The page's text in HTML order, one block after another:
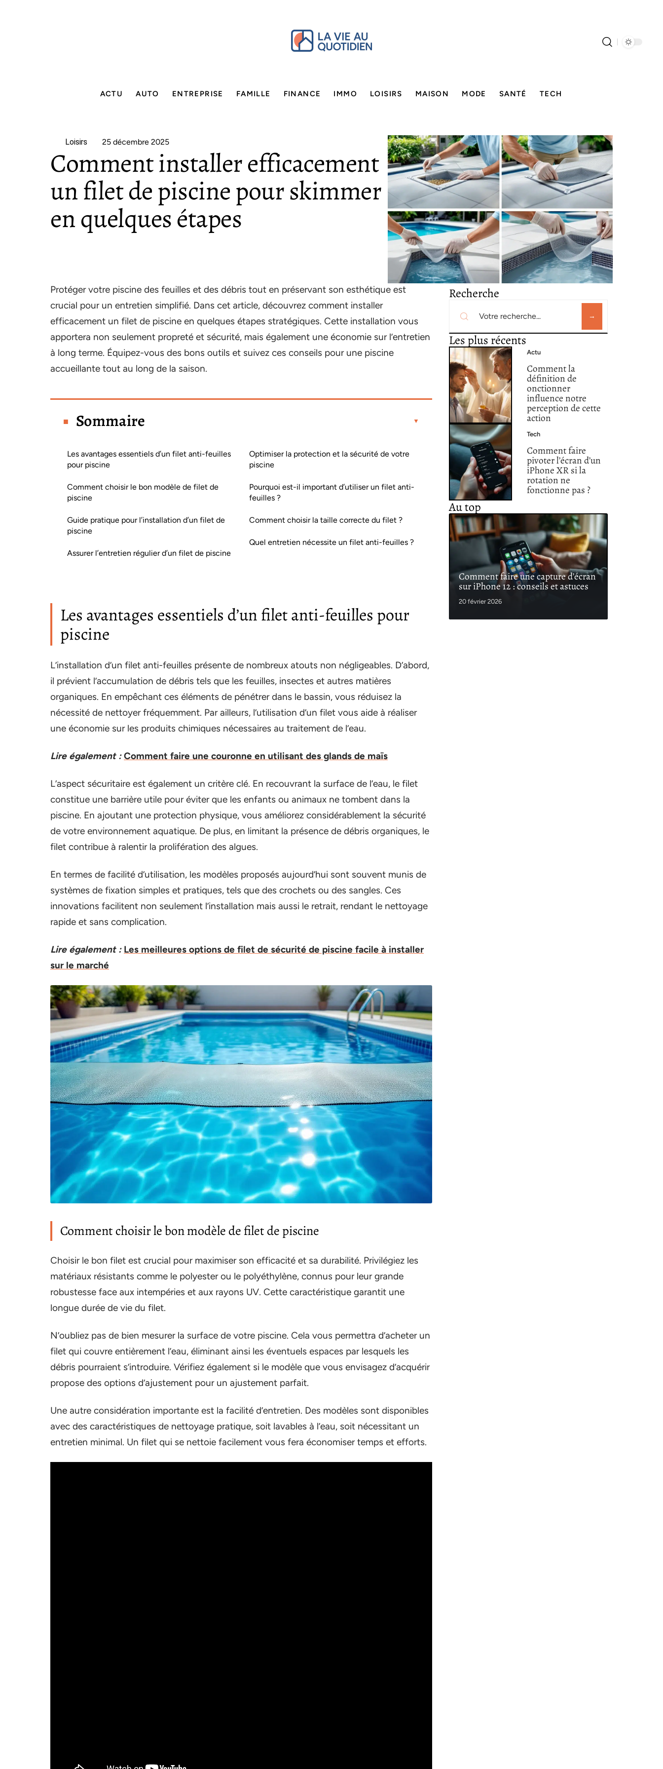
ACTU AUTO ENTREPRISE FAMILLE FINANCE IMMO LOISIRS MAISON MODE SANTÉ TECH
Loisirs 25 décembre 2025
Comment installer efficacement
un filet de piscine pour skimmer
en quelques étapes
Protéger votre piscine des feuilles et des débris tout en préservant son esthétique est
crucial pour un entretien simplifié. Dans cet article, découvrez comment installer
efficacement un filet de piscine en quelques étapes stratégiques. Cette installation vous
apportera non seulement propreté et sécurité, mais également une économie sur l’entretien
à long terme. Équipez-vous des bons outils et suivez ces conseils pour une piscine
accueillante tout au long de la saison.
Sommaire
Les avantages essentiels d’un filet anti-feuilles
pour piscine
Comment choisir le bon modèle de filet de
piscine
Guide pratique pour l’installation d’un filet de
piscine
Assurer l’entretien régulier d’un filet de piscine
Optimiser la protection et la sécurité de votre
piscine
Pourquoi est-il important d’utiliser un filet anti-
feuilles ?
Comment choisir la taille correcte du filet ?
Quel entretien nécessite un filet anti-feuilles ?
Les avantages essentiels d’un filet anti-feuilles pour
piscine
L’installation d’un filet anti-feuilles présente de nombreux atouts non négligeables. D’abord,
il prévient l’accumulation de débris tels que les feuilles, insectes et autres matières
organiques. En empêchant ces éléments de pénétrer dans le bassin, vous réduisez la
nécessité de nettoyer fréquemment. Par ailleurs, l’utilisation d’un filet vous aide à réaliser
une économie sur les produits chimiques nécessaires au traitement de l’eau.
Lire également : Comment faire une couronne en utilisant des glands de maïs
L’aspect sécuritaire est également un critère clé. En recouvrant la surface de l’eau, le filet
constitue une barrière utile pour éviter que les enfants ou animaux ne tombent dans la
piscine. En ajoutant une protection physique, vous améliorez considérablement la sécurité
de votre environnement aquatique. De plus, en limitant la présence de débris organiques, le
filet contribue à ralentir la prolifération des algues.
En termes de facilité d’utilisation, les modèles proposés aujourd’hui sont souvent munis de
systèmes de fixation simples et pratiques, tels que des crochets ou des sangles. Ces
innovations facilitent non seulement l’installation mais aussi le retrait, rendant le nettoyage
rapide et sans complication.
Lire également : Les meilleures options de filet de sécurité de piscine facile à installer
sur le marché
Comment choisir le bon modèle de filet de piscine
Choisir le bon filet est crucial pour maximiser son efficacité et sa durabilité. Privilégiez les
matériaux résistants comme le polyester ou le polyéthylène, connus pour leur grande
robustesse face aux intempéries et aux rayons UV. Cette caractéristique garantit une
longue durée de vie du filet.
N’oubliez pas de bien mesurer la surface de votre piscine. Cela vous permettra d’acheter un
filet qui couvre entièrement l’eau, éliminant ainsi les éventuels espaces par lesquels les
débris pourraient s’introduire. Vérifiez également si le modèle que vous envisagez d’acquérir
propose des options d’ajustement pour un ajustement parfait.
Une autre considération importante est la facilité d’entretien. Des modèles sont disponibles
avec des caractéristiques de nettoyage pratique, soit lavables à l’eau, soit nécessitant un
entretien minimal. Un filet qui se nettoie facilement vous fera économiser temps et efforts.
Recherche
Les plus récents
Actu
Comment la
définition de
onctionner
influence notre
perception de cette
action
Tech
Comment faire
pivoter l’écran d’un
iPhone XR si la
rotation ne
fonctionne pas ?
Au top
Comment faire une capture d’écran
sur iPhone 12 : conseils et astuces
20 février 2026